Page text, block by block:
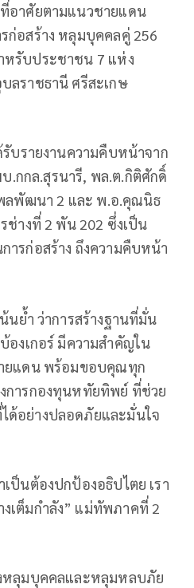
อาศัยตามแนวชายแดน
ก่อสร้าง หลุมบุคคลคู่ 256
รับประชาชน 7 แห่ง
ราชธานี ศรีสะเกษ
บรายงานความคืบหน้าจาก
.กกล.สุรนารี, พล.ต.กิติศักดิ์
ลพัฒนา 2 และ พ.อ.คุณนิธ
ช่างที่ 2 พัน 202 ซึ่งเป็น
ารก่อสร้าง ถึงความคืบหน้า
ย้ำ ว่าการสร้างฐานที่มั่น
องเกอร์ มีความสำคัญใน
ยแดน พร้อมขอบคุณทุก
การกองทุนหทัยทิพย์ ที่ช่วย
อย่างปลอดภัยและมั่นใจ
ป็นต้องปกป้องอธิปไตย เรา
ต็มกำลัง” แม่ทัพภาคที่ 2
หลุมบุคคลและหลุมหลบภัย